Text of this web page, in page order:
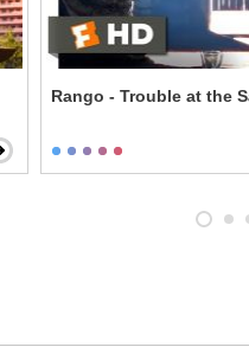
Rango - Trouble at the